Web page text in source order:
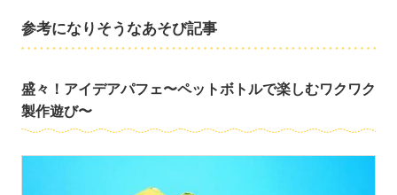
参考になりそうなあそび記事
盛々！アイデアパフェ〜ペットボトルで楽しむワクワク
製作遊び〜